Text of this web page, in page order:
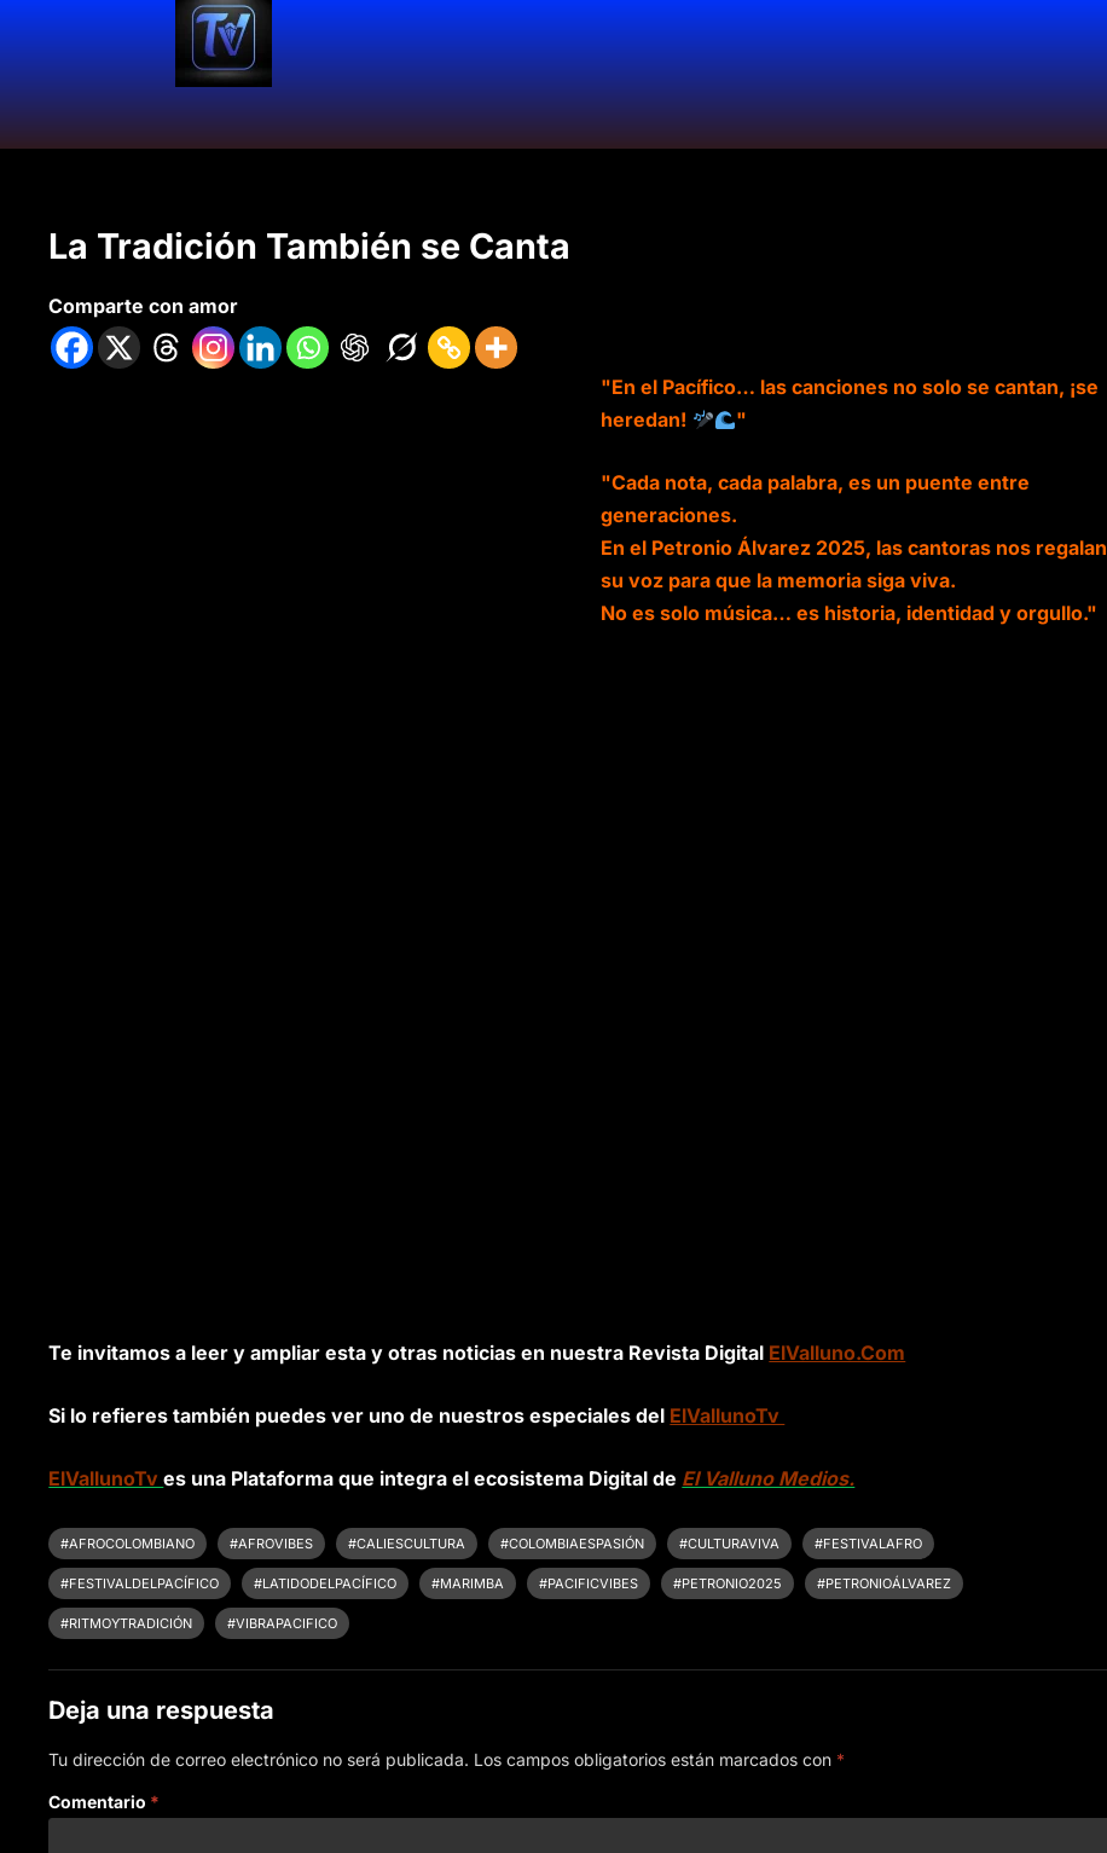
La Tradición También se Canta
Comparte con amor
"En el Pacífico… las canciones no solo se cantan, ¡se
heredan!
"
"Cada nota, cada palabra, es un puente entre
generaciones.
En el Petronio Álvarez 2025, las cantoras nos regalan
su voz para que la memoria siga viva.
No es solo música… es historia, identidad y orgullo."
Te invitamos a leer y ampliar esta y otras noticias en nuestra Revista Digital ElValluno.Com
Si lo refieres también puedes ver uno de nuestros especiales del ElVallunoTv
ElVallunoTves una Plataforma que integra el ecosistema Digital de El Valluno Medios.
#AFROCOLOMBIANO #AFROVIBES #CALIESCULTURA #COLOMBIAESPASIÓN #CULTURAVIVA #FESTIVALAFRO
#FESTIVALDELPACÍFICO #LATIDODELPACÍFICO #MARIMBA #PACIFICVIBES #PETRONIO2025 #PETRONIOÁLVAREZ
#RITMOYTRADICIÓN #VIBRAPACIFICO
Deja una respuesta
Tu dirección de correo electrónico no será publicada. Los campos obligatorios están marcados con *
Comentario *